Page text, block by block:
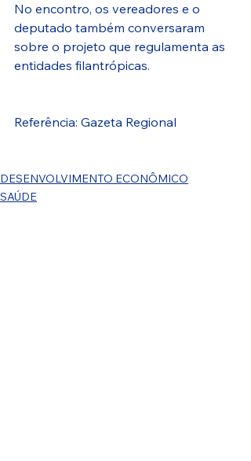
No encontro, os vereadores e o
deputado também conversaram
sobre o projeto que regulamenta as
entidades filantrópicas.
Referência: Gazeta Regional
DESENVOLVIMENTO ECONÔMICO
SAÚDE